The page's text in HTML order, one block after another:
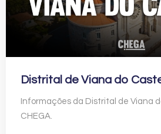
Distrital de Viana do
Informações da Distrital de Viana
CHEGA.